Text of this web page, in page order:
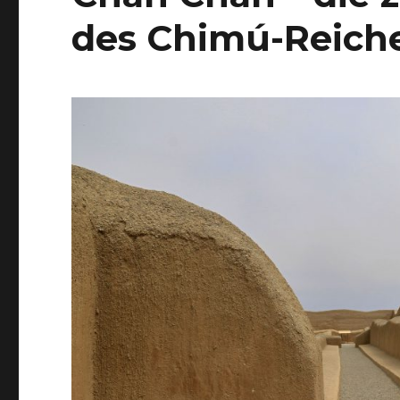
des Chimú-